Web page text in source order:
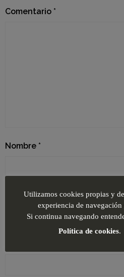
Comentario *
Nombre *
Correo electrónico*
Utilizamos cookies propias y
experiencia de
Si continua navegando
Política de cookies.